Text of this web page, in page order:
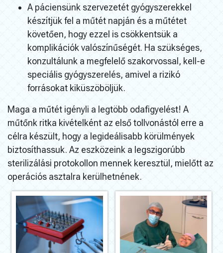
A páciensünk szervezetét gyógyszerekkel
készítjük fel a műtét napján és a műtétet
követően, hogy ezzel is csökkentsük a
komplikációk valószínűségét. Ha szükséges,
konzultálunk a megfelelő szakorvossal, kell-e
speciális gyógyszerelés, amivel a rizikó
forrásokat kiküszöböljük.
Maga a műtét igényli a legtöbb odafigyelést! A
műtőnk ritka kivételként az első tollvonástól erre a
célra készült, hogy a legideálisabb körülmények
biztosíthassuk. Az eszközeink a legszigorúbb
sterilizálási protokollon mennek keresztül, mielőtt az
operációs asztalra kerülhetnének.